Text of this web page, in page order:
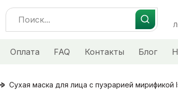
Search
for:
Оплата FAQ Контакты Блог
Сухая маска для лица с пуэрарией мирификой